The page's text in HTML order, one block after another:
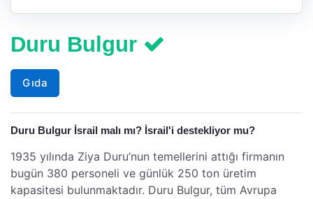
Duru Bulgur
Gıda
Duru Bulgur İsrail malı mı? İsrail'i destekliyor mu?
1935 yılında Ziya Duru’nun temellerini attığı firmanın
bugün 380 personeli ve günlük 250 ton üretim
kapasitesi bulunmaktadır. Duru Bulgur, tüm Avrupa